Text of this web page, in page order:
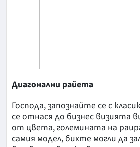
Диагонални райета
Господа, запознайте се с
се отнася до бизнес визията
от цвета, големината на
самия модел, бихте могли да